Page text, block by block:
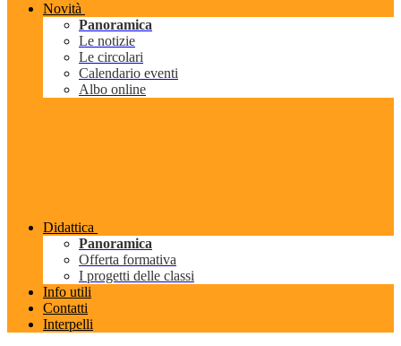
Novità
Panoramica
Le notizie
Le circolari
Calendario eventi
Albo online
Didattica
Panoramica
Offerta formativa
I progetti delle classi
Info utili
Contatti
Interpelli